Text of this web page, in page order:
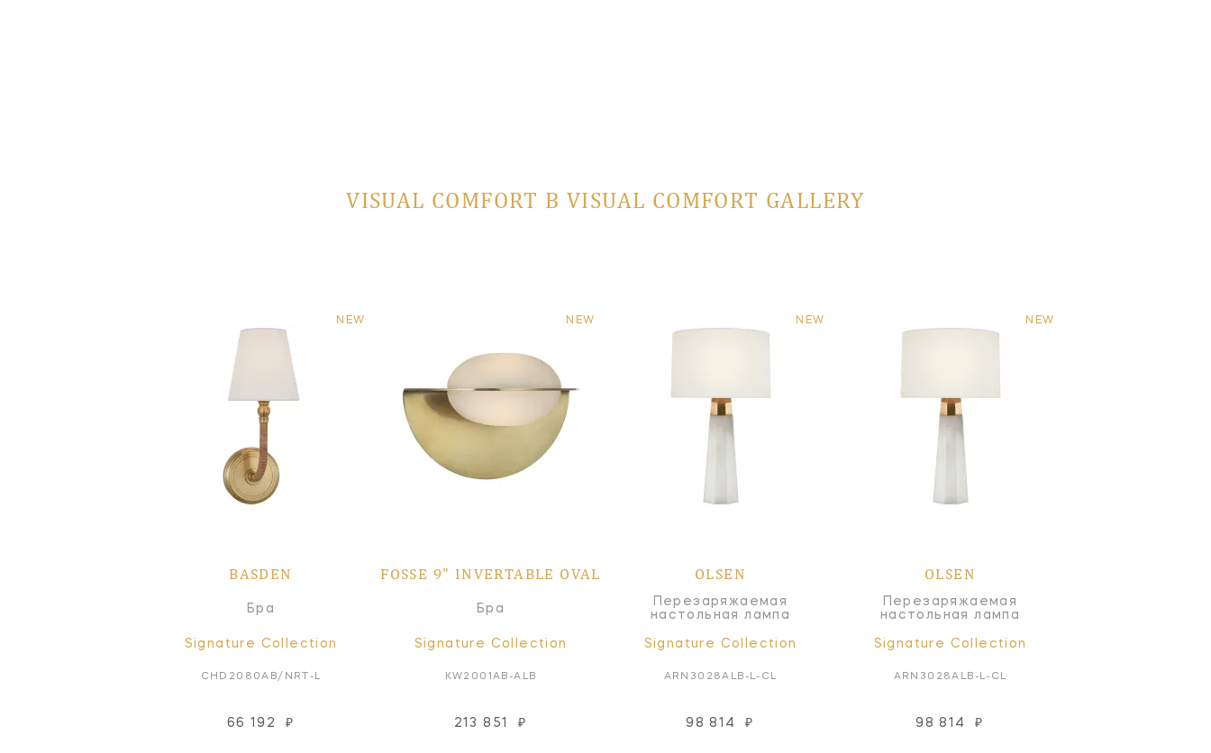
VISUAL COMFORT В VISUAL COMFORT GALLERY
NEW
BASDEN
Бра
Signature Collection
CHD2080AB/NRT-L
66 192 ₽
NEW
FOSSE 9" INVERTABLE OVAL
Бра
Signature Collection
KW2001AB-ALB
213 851 ₽
NEW
OLSEN
Перезаряжаемая
настольная лампа
Signature Collection
ARN3028ALB-L-CL
98 814 ₽
NEW
OLSEN
Перезаряжаемая
настольная лампа
Signature Collection
ARN3028ALB-L-CL
98 814 ₽